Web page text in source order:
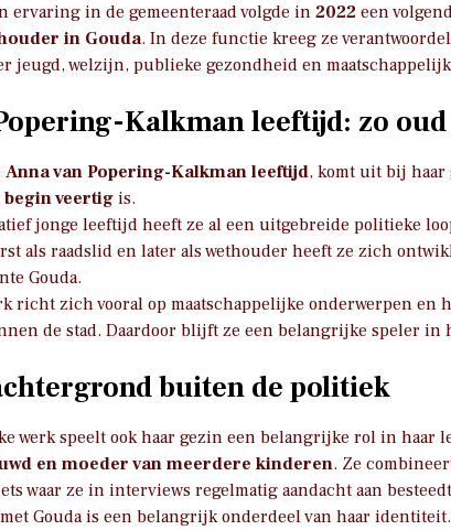
ervaring in de gemeenteraad volgde in 2022 een
in Gouda. In deze functie kreeg ze
jeugd, welzijn, publieke gezondheid en
Kalkman leeftijd: zo
Anna van Popering-Kalkman leeftijd, komt uit bij haar
begin veertig is.
jonge leeftijd heeft ze al een uitgebreide politieke
als raadslid en later als wethouder heeft ze zich
Gouda.
richt zich vooral op maatschappelijke onderwerpen en
de stad. Daardoor blijft ze een belangrijke speler in
buiten de politiek
werk speelt ook haar gezin een belangrijke rol in haar
en moeder van meerdere kinderen. Ze
waar ze in interviews regelmatig aandacht aan
Gouda is een belangrijk onderdeel van haar